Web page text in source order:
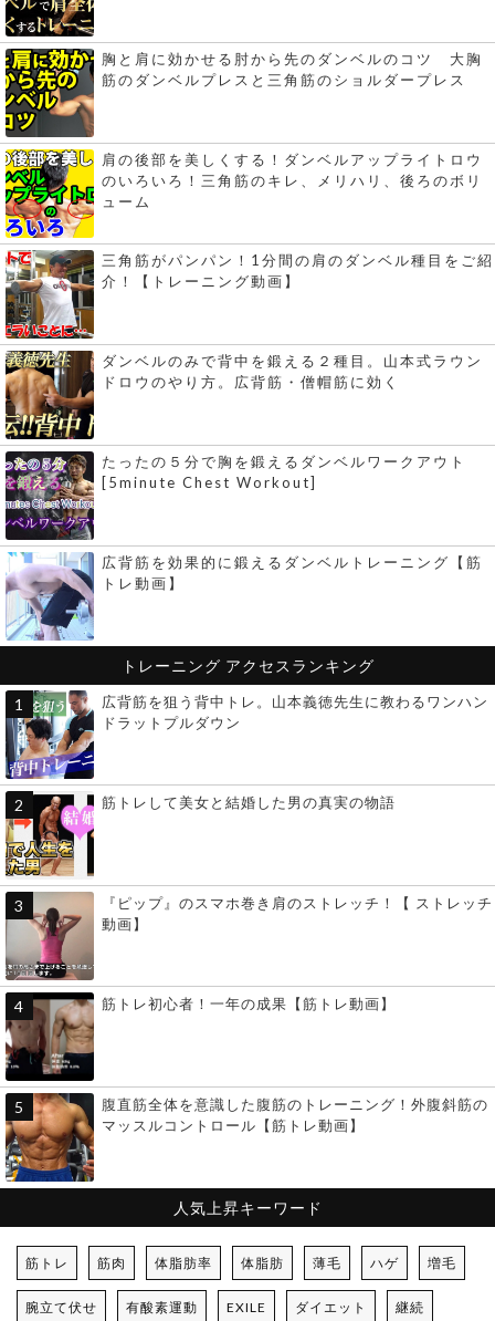
胸と肩に効かせる肘から先のダンベルのコツ 大胸
筋のダンベルプレスと三角筋のショルダープレス
肩の後部を美しくする！ダンベルアップライトロウ
のいろいろ！三角筋のキレ、メリハリ、後ろのボリ
ューム
三角筋がパンパン！1分間の肩のダンベル種目をご紹
介！【トレーニング動画】
ダンベルのみで背中を鍛える２種目。山本式ラウン
ドロウのやり方。広背筋・僧帽筋に効く
たったの５分で胸を鍛えるダンベルワークアウト
[5minute Chest Workout]
広背筋を効果的に鍛えるダンベルトレーニング【筋
トレ動画】
トレーニング アクセスランキング
広背筋を狙う背中トレ。山本義徳先生に教わるワンハン
ドラットプルダウン
筋トレして美女と結婚した男の真実の物語
『ピップ』のスマホ巻き肩のストレッチ！【 ストレッチ
動画】
筋トレ初心者！一年の成果【筋トレ動画】
腹直筋全体を意識した腹筋のトレーニング！外腹斜筋の
マッスルコントロール【筋トレ動画】
人気上昇キーワード
筋トレ 筋肉 体脂肪率 体脂肪 薄毛 ハゲ 増毛
腕立て伏せ 有酸素運動 EXILE ダイエット 継続